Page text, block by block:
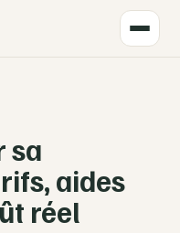
sa
aides
réel